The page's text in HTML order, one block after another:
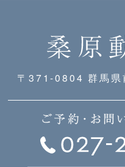
〒371-0804 群馬県